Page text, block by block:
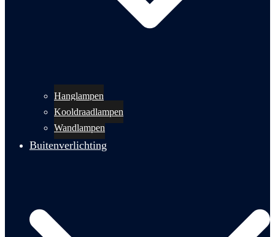
Hanglampen
Kooldraadlampen
Wandlampen
Buitenverlichting